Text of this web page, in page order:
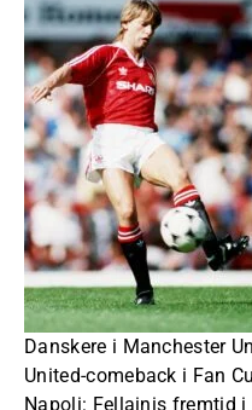
Danskere i Manchester
United-comeback i Fan
Napoli: Fellainis fremtid